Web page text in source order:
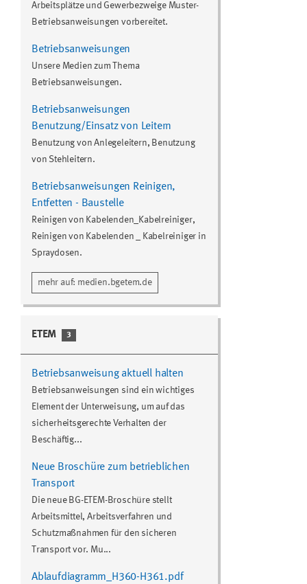
Arbeitsplätze und Gewerbezweige Muster-
Betriebsanweisungen vorbereitet.
Betriebsanweisungen
Unsere Medien zum Thema
Betriebsanweisungen.
Betriebsanweisungen
Benutzung/Einsatz von Leitern
Benutzung von Anlegeleitern, Benutzung
von Stehleitern.
Betriebsanweisungen Reinigen,
Entfetten - Baustelle
Reinigen von Kabelenden_Kabelreiniger,
Reinigen von Kabelenden _ Kabelreiniger in
Spraydosen.
mehr auf: medien.bgetem.de
ETEM 3
Betriebsanweisung aktuell halten
Betriebsanweisungen sind ein wichtiges
Element der Unterweisung, um auf das
sicherheitsgerechte Verhalten der
Beschäftig...
Neue Broschüre zum betrieblichen
Transport
Die neue BG-ETEM-Broschüre stellt
Arbeitsmittel, Arbeitsverfahren und
Schutzmaßnahmen für den sicheren
Transport vor. Mu...
Ablaufdiagramm_H360-H361.pdf